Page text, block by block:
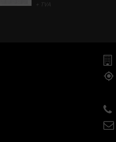
+ TVA